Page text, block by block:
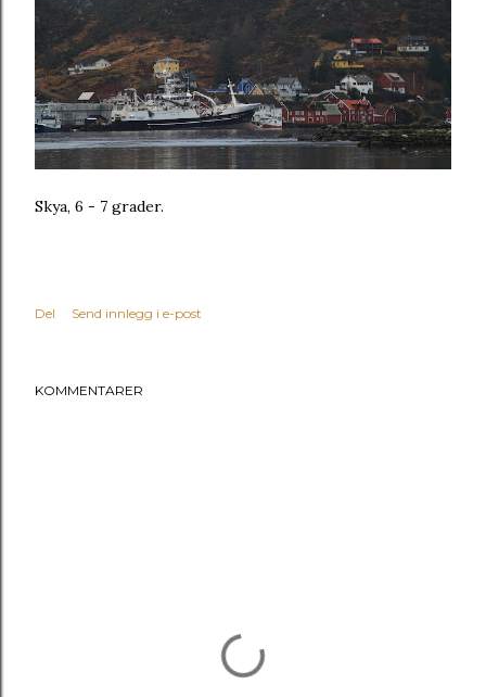
Skya, 6 - 7 grader.
Del Send innlegg i e-post
KOMMENTARER